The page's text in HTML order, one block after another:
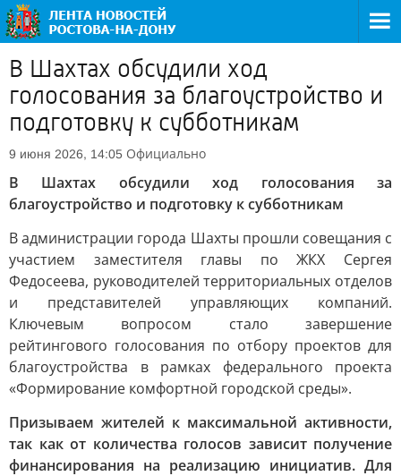
В Шахтах обсудили ход
голосования за благоустройство и
подготовку к субботникам
9 июня 2026, 14:05 Официально
В Шахтах обсудили ход голосования за
благоустройство и подготовку к субботникам
В администрации города Шахты прошли совещания с
участием заместителя главы по ЖКХ Сергея
Федосеева, руководителей территориальных отделов
и представителей управляющих компаний.
Ключевым вопросом стало завершение
рейтингового голосования по отбору проектов для
благоустройства в рамках федерального проекта
«Формирование комфортной городской среды».
Призываем жителей к максимальной активности,
так как от количества голосов зависит получение
финансирования на реализацию инициатив. Для